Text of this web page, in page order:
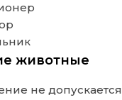
животные
не допускается